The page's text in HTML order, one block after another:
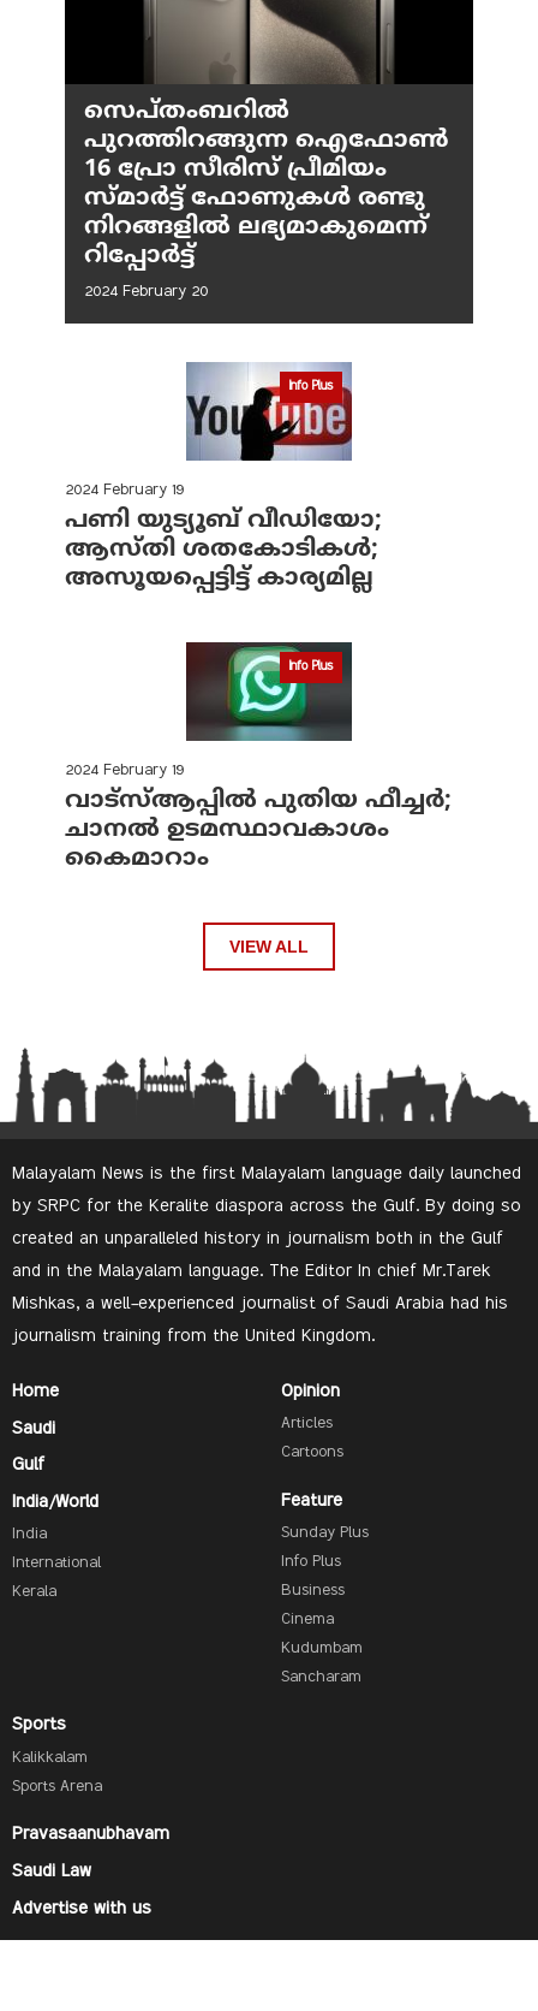
സെപ്തംബറില്‍
പുറത്തിറങ്ങുന്ന ഐഫോണ്‍
16 പ്രോ സീരിസ് പ്രീമിയം
സ്മാര്‍ട്ട് ഫോണുകള്‍ രണ്ടു
നിറങ്ങളില്‍ ലഭ്യമാകുമെന്ന്
റിപ്പോര്‍ട്ട്
2024 February 20
Info Plus
2024 February 19
പണി യുട്യൂബ് വീഡിയോ;
ആസ്തി ശതകോടികള്‍;
അസൂയപ്പെട്ടിട്ട് കാര്യമില്ല
Info Plus
2024 February 19
വാട്‌സ്ആപ്പില്‍ പുതിയ ഫീച്ചര്‍;
ചാനല്‍ ഉടമസ്ഥാവകാശം
കൈമാറാം
VIEW ALL
Malayalam News is the first Malayalam language daily launched
by SRPC for the Keralite diaspora across the Gulf. By doing so
created an unparalleled history in journalism both in the Gulf
and in the Malayalam language. The Editor In chief Mr.Tarek
Mishkas, a well-experienced journalist of Saudi Arabia had his
journalism training from the United Kingdom.
Home
Saudi
Gulf
India/World
India
International
Kerala
Opinion
Articles
Cartoons
Feature
Sunday Plus
Info Plus
Business
Cinema
Kudumbam
Sancharam
Sports
Kalikkalam
Sports Arena
Pravasaanubhavam
Saudi Law
Advertise with us